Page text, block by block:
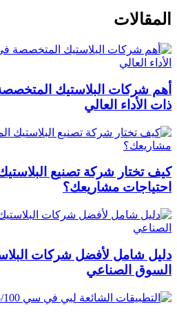
المقالات
أهم شركات البلاستيك
ذات الأداء العالي
كيف تختار شركة تصنيع البلاستيك
احتياجات مشاريعك؟
دليل شامل لأفضل شركات
السوق الصناعي